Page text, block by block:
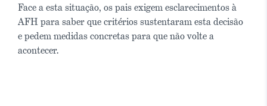
Face a esta situação, os pais exigem esclarecimentos à
AFH para saber que critérios sustentaram esta decisão
e pedem medidas concretas para que não volte a
acontecer.